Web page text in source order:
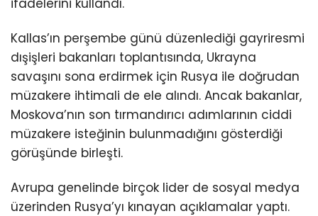
Kallas’ın perşembe günü düzenlediği gayriresmi
dışişleri bakanları toplantısında, Ukrayna
savaşını sona erdirmek için Rusya ile doğrudan
müzakere ihtimali de ele alındı. Ancak bakanlar,
Moskova’nın son tırmandırıcı adımlarının ciddi
müzakere isteğinin bulunmadığını gösterdiği
görüşünde birleşti.
Avrupa genelinde birçok lider de sosyal medya
üzerinden Rusya’yı kınayan açıklamalar yaptı.